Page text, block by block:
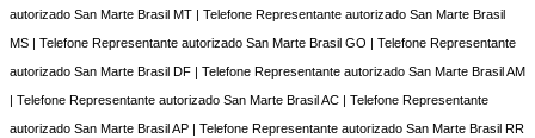
autorizado San Marte Brasil MT | Telefone Representante autorizado San Marte Brasil
MS | Telefone Representante autorizado San Marte Brasil GO | Telefone Representante
autorizado San Marte Brasil DF | Telefone Representante autorizado San Marte Brasil AM
| Telefone Representante autorizado San Marte Brasil AC | Telefone Representante
autorizado San Marte Brasil AP | Telefone Representante autorizado San Marte Brasil RR